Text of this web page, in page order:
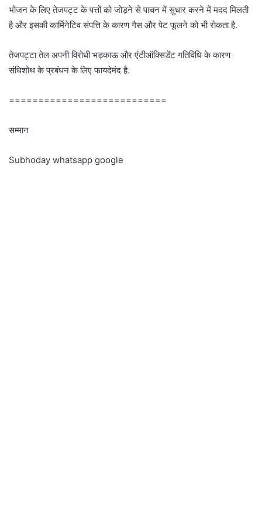
भोजन के लिए तेजपट्ट के पत्तों को जोड़ने से पाचन में सुधार करने में मदद मिलती
है और इसकी कार्मिनेटिव संपत्ति के कारण गैस और पेट फूलने को भी रोकता है.
तेजपट्टा तेल अपनी विरोधी भड़काऊ और एंटीऑक्सिडेंट गतिविधि के कारण
संधिशोथ के प्रबंधन के लिए फायदेमंद है.
===========================
सम्मान
Subhoday whatsapp google